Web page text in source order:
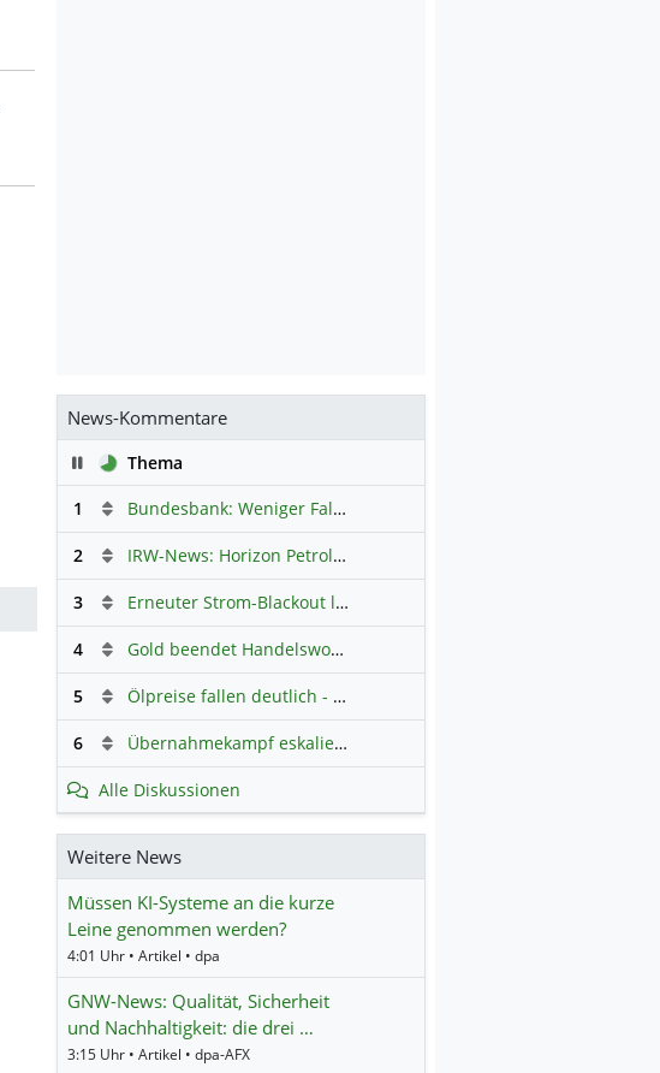
News-Kommentare
PauseThema
1
Bundesbank: Weniger Falschgeld in Deutschland
2 IRW-News: Horizon Petroleum Ltd. : Horizon Petroleum beginnt mit der Testförderung im Projekt Lachowice in Polen und schließt die Platzierung einer überzeichneten Wandelanleihe ab
3 Erneuter Strom-Blackout legt ganz Kuba lahm
4 Gold beendet Handelswoche mit Knall: Barrick Mining – Ist diese Aktie wieder ein Kauf?
5 Ölpreise fallen deutlich - Fortschritte zwischen USA und Iran belasten
6 Übernahmekampf eskaliert: Wird die Commerzbank italienisch?
Alle Diskussionen
Weitere News
Müssen KI-Systeme an die kurze
Leine genommen werden?
4:01 Uhr • Artikel • dpa
GNW-News: Qualität, Sicherheit
und Nachhaltigkeit: die drei …
3:15 Uhr • Artikel • dpa-AFX